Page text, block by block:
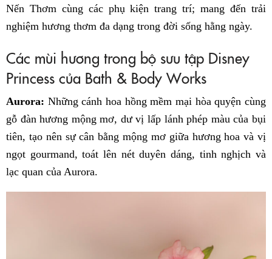
Nến Thơm cùng các phụ kiện trang trí; mang đến trải
nghiệm hương thơm đa dạng trong đời sống hằng ngày.
Các mùi hương trong bộ sưu tập Disney
Princess của Bath & Body Works
Aurora: Những cánh hoa hồng mềm mại hòa quyện cùng
gỗ đàn hương mộng mơ, dư vị lấp lánh phép màu của bụi
tiên, tạo nên sự cân bằng mộng mơ giữa hương hoa và vị
ngọt gourmand, toát lên nét duyên dáng, tinh nghịch và
lạc quan của Aurora.